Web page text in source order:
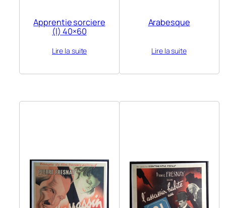
Apprentie sorciere
(l) 40×60
Lire la suite
Arabesque
Lire la suite